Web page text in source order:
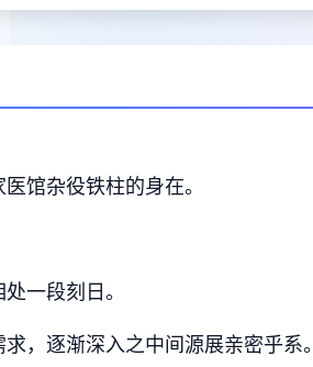
馆杂役铁柱的身在。
一段刻日。
，逐渐深入之中间源展亲密乎系。